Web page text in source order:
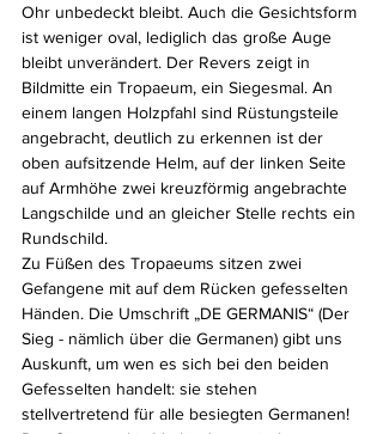
Ohr unbedeckt bleibt. Auch die Gesichtsform
ist weniger oval, lediglich das große Auge
bleibt unverändert. Der Revers zeigt in
Bildmitte ein Tropaeum, ein Siegesmal. An
einem langen Holzpfahl sind Rüstungsteile
angebracht, deutlich zu erkennen ist der
oben aufsitzende Helm, auf der linken Seite
auf Armhöhe zwei kreuzförmig angebrachte
Langschilde und an gleicher Stelle rechts ein
Rundschild.
Zu Füßen des Tropaeums sitzen zwei
Gefangene mit auf dem Rücken gefesselten
Händen. Die Umschrift „DE GERMANIS“ (Der
Sieg - nämlich über die Germanen) gibt uns
Auskunft, um wen es sich bei den beiden
Gefesselten handelt: sie stehen
stellvertretend für alle besiegten Germanen!